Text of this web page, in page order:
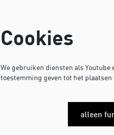
Cookies
We gebruiken diensten als Youtube
toestemming geven tot het plaatsen
alleen